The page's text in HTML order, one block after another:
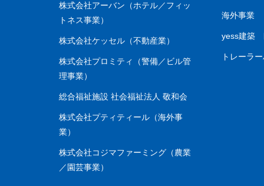
株式会社アーバン（ホテル／フィッ
トネス事業）
株式会社ケッセル（不動産業）
株式会社プロミティ（警備／ビル管
理事業）
総合福祉施設 社会福祉法人 敬和会
株式会社プティティール（海外事
業）
株式会社コジマファーミング（農業
／園芸事業）
海外事業
yess建築
トレーラ